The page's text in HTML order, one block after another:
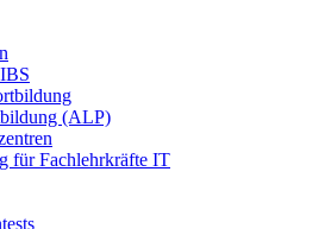
(ALP)
für Fachlehrkräfte IT